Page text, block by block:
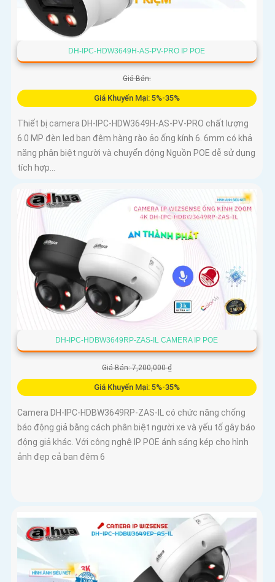
DH-IPC-HDW3649H-AS-PV-PRO IP POE
Giá Bán:
Giá Khuyến Mại: 5%-35%
Thiết bị camera DH-IPC-HDW3649H-AS-PV-PRO chất lượng
6.0 MP đèn led ban đêm hàng rào ảo ống kính 6. 6mm có khả
năng phân biệt người và chuyển động Nguồn POE dễ sử dụng
tích hợp...
DH-IPC-HDBW3649RP-ZAS-IL CAMERA IP POE
Giá Bán: 7,200,000 ₫
Giá Khuyến Mại: 5%-35%
Camera DH-IPC-HDBW3649RP-ZAS-IL có chức năng chống
báo động giả bằng cách phân biệt người xe và yếu tố gây báo
động giả khác. Với công nghệ IP POE ánh sáng kép cho hình
ảnh đẹp cả ban đêm 6